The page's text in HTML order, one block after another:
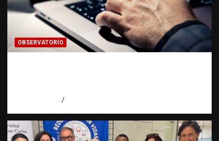
OBSERVATORIO